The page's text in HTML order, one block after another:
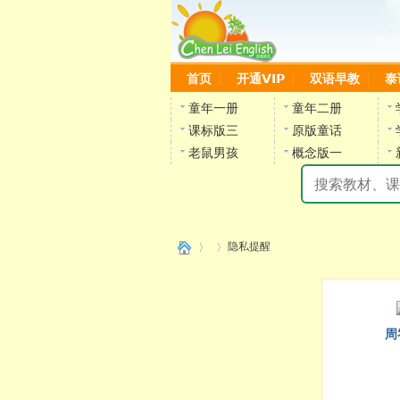
首页 开通VIP 双语早教 泰
童年一册 童年二册
课标版三
原版童话
老鼠男孩
概念版一
隐私提醒